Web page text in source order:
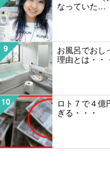
なっていた…
9
お風呂でおし
理由とは・・
10
ロト７で４億
ぎる・・・